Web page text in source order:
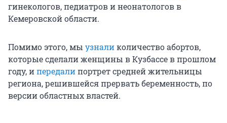
гинекологов, педиатров и неонатологов в
Кемеровской области.
Помимо этого, мы узналиколичество абортов,
которые сделали женщины в Кузбассе в прошлом
году, ипередалипортрет средней жительницы
региона, решившейся прервать беременность, по
версии областных властей.